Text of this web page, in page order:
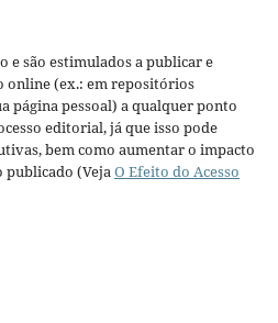
e são estimulados a publicar e
(ex.: em repositórios
página pessoal) a qualquer ponto
editorial, já que isso pode
bem como aumentar o impacto
publicado (VejaO Efeito do Acesso